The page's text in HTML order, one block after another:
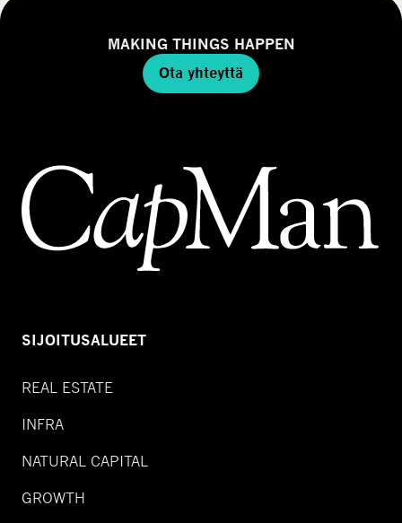
MAKING THINGS HAPPEN
Ota yhteyttä
SIJOITUSALUEET
REAL ESTATE
INFRA
NATURAL CAPITAL
GROWTH